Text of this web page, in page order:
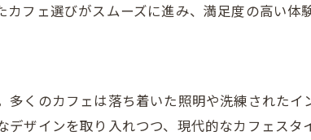
フェ選びがスムーズに進み、満足度の高い体
くのカフェは落ち着いた照明や洗練された
ザインを取り入れつつ、現代的なカフェスタ